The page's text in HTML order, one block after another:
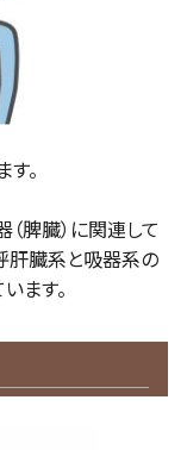
。
（脾臓）に関連して
肝臓系と吸器系の
ます。